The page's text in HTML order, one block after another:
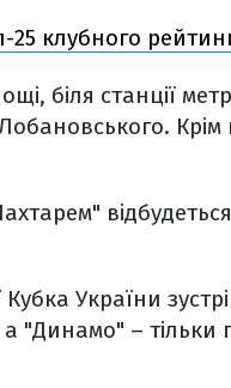
клубного
біля станції
України
"Динамо" – тільки